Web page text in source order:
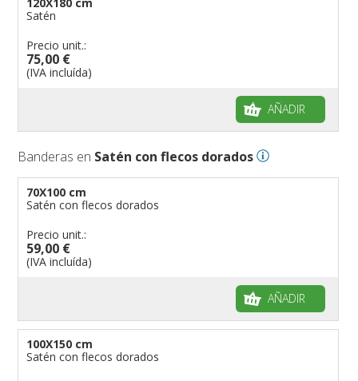
Satén
Precio unit.:
75,00 €
(IVA incluída)
AÑADIR
Banderas en Satén con flecos dorados
70X100 cm
Satén con flecos dorados
Precio unit.:
59,00 €
(IVA incluída)
AÑADIR
100X150 cm
Satén con flecos dorados